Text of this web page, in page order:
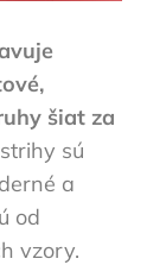
šiat za
sú
a
od
vzory.